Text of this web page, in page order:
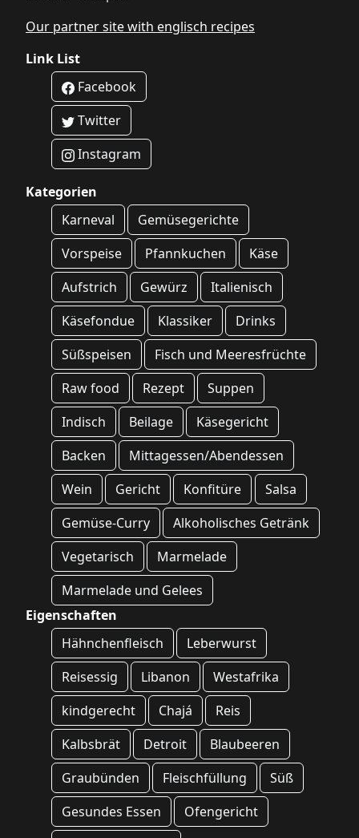
Our partner site with englisch recipes
Link List
Facebook
Twitter
Instagram
Kategorien
Karneval
Gemüsegerichte
Vorspeise
Pfannkuchen
Käse
Aufstrich
Gewürz
Italienisch
Käsefondue
Klassiker
Drinks
Süßspeisen
Fisch und Meeresfrüchte
Raw food
Rezept
Suppen
Indisch
Beilage
Käsegericht
Backen
Mittagessen/Abendessen
Wein
Gericht Konfitüre
Salsa
Gemüse-Curry
Alkoholisches Getränk
Vegetarisch
Marmelade
Marmelade und Gelees
Eigenschaften
Hähnchenfleisch
Leberwurst
Reisessig
Libanon
Westafrika
kindgerecht
Chajá
Reis
Kalbsbrät
Detroit
Blaubeeren
Graubünden
Fleischfüllung
Süß
Gesundes Essen
Ofengericht